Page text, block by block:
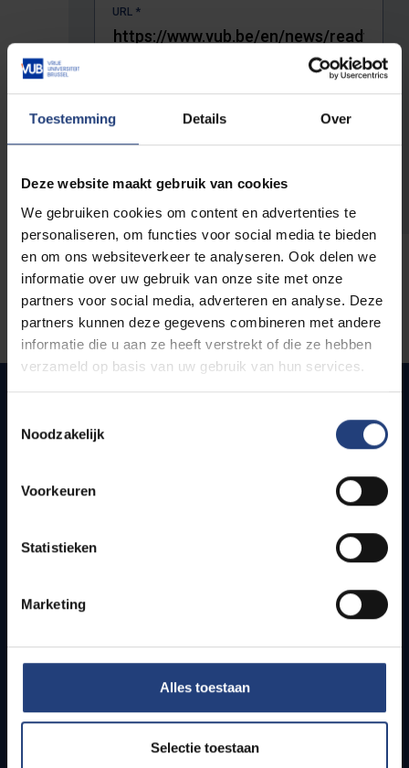
Toestemming Details Over
Deze website maakt gebruik van cookies
We gebruiken cookies om content en advertenties te
personaliseren, om functies voor social media te bieden
en om ons websiteverkeer te analyseren. Ook delen we
informatie over uw gebruik van onze site met onze
partners voor social media, adverteren en analyse. Deze
partners kunnen deze gegevens combineren met andere
informatie die u aan ze heeft verstrekt of die ze hebben
verzameld op basis van uw gebruik van hun services.
Noodzakelijk
Voorkeuren
Statistieken
Marketing
Alles toestaan
Selectie toestaan
URL *
The full URL of the page where you encountered the error.
Quick links
How to get to the VUB campuses
Students
PhD students